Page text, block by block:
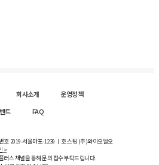
회사소개
운영정책
트 FAQ
호 2019-서울마포-1239 ㅣ 호스팅 (주)와이오엘오
>
스 채널을 통해 문의 접수 부탁드립니다.